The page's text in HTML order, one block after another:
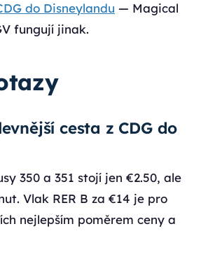
do Disneylandu — Magical
fungují jinak.
cesta z CDG do
350 a 351 stojí jen €2.50, ale
Vlak RER B za €14 je pro
nejlepším poměrem ceny a